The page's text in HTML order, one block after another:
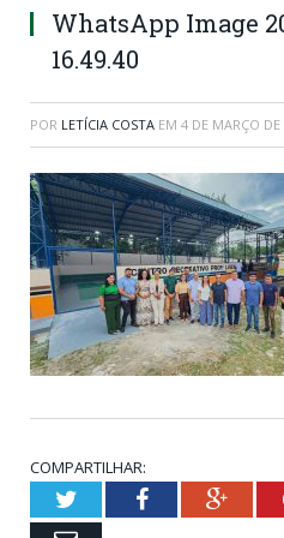
WhatsApp Image
16.49.40
POR LETÍCIA COSTA EM 4 DE MARÇO
COMPARTILHAR:
TwitterFacebook